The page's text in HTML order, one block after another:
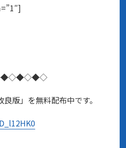
良版」を無料配布中です。